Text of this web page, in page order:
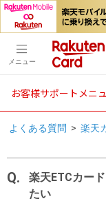
メニュー
お客様サポートメニ
よくある質問 > 楽天
楽天ETCカー
たい